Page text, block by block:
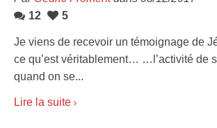
12
5
Je viens de recevoir un témoignage de
ce qu’est véritablement… …l’activité de
quand on se...
Lire la suite